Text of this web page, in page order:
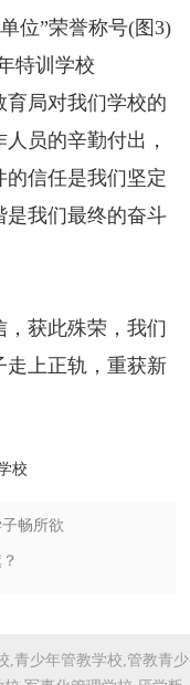
特训学校
局对我们学校的
员的辛勤付出，
信任是我们坚定
是我们最终的奋斗
，获此殊荣，我们
走上正轨，重获新
校
畅所欲
,青少年管教学校,管教青少